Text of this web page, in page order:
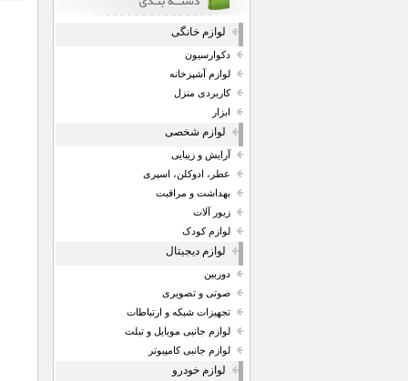
لوازم خانگی
دکوارسیون
لوازم آشپزخانه
کاربردی منزل
ابزار
لوازم شخصی
آرایش و زیبایی
عطر، ادوکلن، اسپری
بهداشت و مراقبت
زیور آلات
لوازم کودک
لوازم دیجیتال
دوربین
صوتی و تصویری
تجهیزات شبکه و ارتباطات
لوازم جانبی موبایل و تبلت
لوازم جانبی کامپیوتر
لوازم خودرو